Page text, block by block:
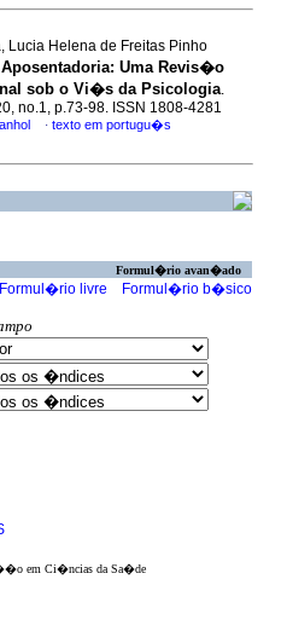
Helena de Freitas Pinho
Uma Revis�o
sob o Vi�s da Psicologia.
no.1, p.73-98. ISSN 1808-4281
· texto em portugu�s
Formul�rio avan�ado
Formul�rio livre Formul�rio b�sico
em Ci�ncias da Sa�de